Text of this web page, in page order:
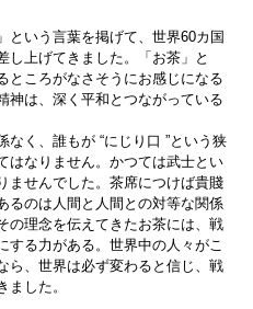
という言葉を掲げて、世界60カ国
し上げてきました。「お茶」と
ところがなさそうにお感じになる
神は、深く平和とつながっている
く、誰もが “にじり口 ”という狭
はなりません。かつては武士とい
ませんでした。茶席につけば貴賤
るのは人間と人間との対等な関係
の理念を伝えてきたお茶には、戦
する力がある。世界中の人々がこ
ら、世界は必ず変わると信じ、戦
した。